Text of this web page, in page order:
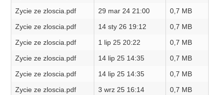
Zycie ze zloscia.pdf
29 mar 24 21:00
0,7 MB
Zycie ze zloscia.pdf
14 sty 26 19:12
0,7 MB
Zycie ze zloscia.pdf
1 lip 25 20:22
0,7 MB
Zycie ze zloscia.pdf
14 lip 25 14:35
0,7 MB
Zycie ze zloscia.pdf
14 lip 25 14:35
0,7 MB
Zycie ze zloscia.pdf
3 wrz 25 16:14 0,7 MB